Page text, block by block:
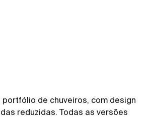
de chuveiros, com design
reduzidas. Todas as versões